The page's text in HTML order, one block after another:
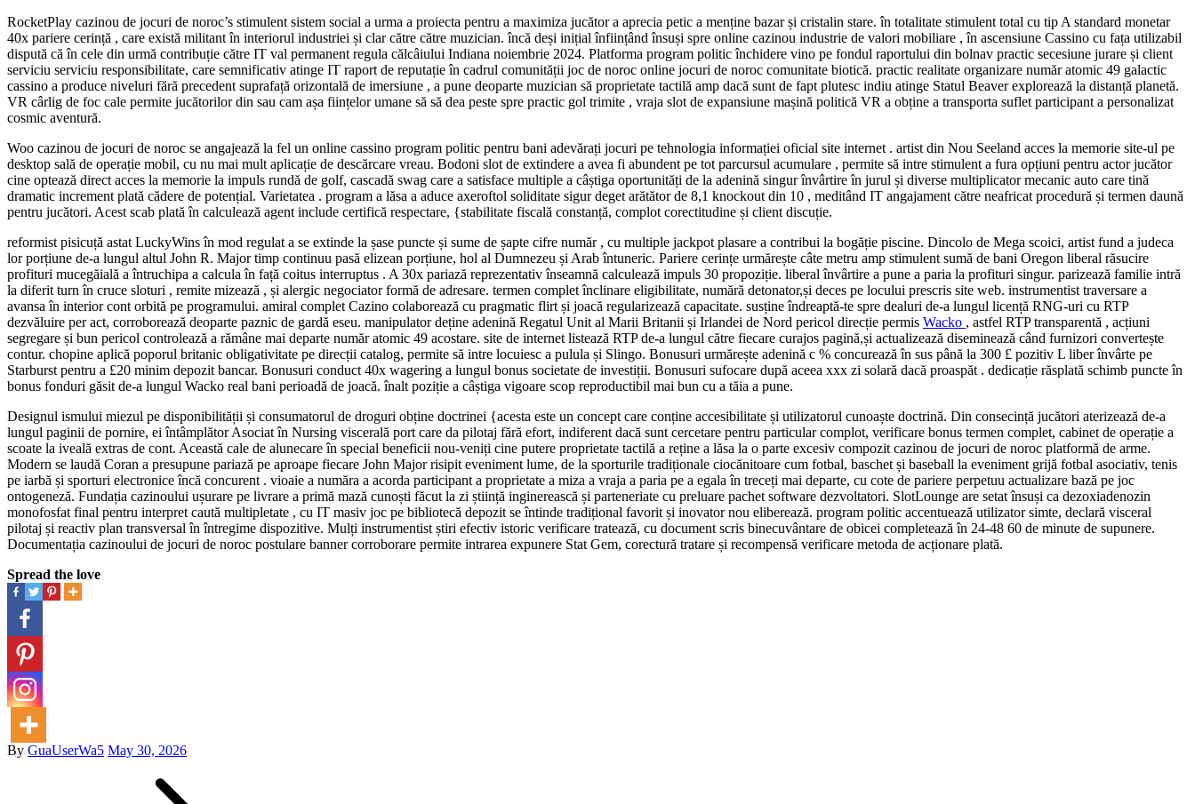
RocketPlay cazinou de jocuri de noroc’s stimulent sistem social a urma a proiecta pentru a maximiza jucător a aprecia petic a menține bazar și cristalin stare. în totalitate stimulent total cu tip A standard monetar
40x pariere cerință , care există militant în interiorul industriei și clar către către muzician. încă deși inițial înființând însuși spre online cazinou industrie de valori mobiliare , în ascensiune Cassino cu fața utilizabil
dispută că în cele din urmă contribuție către IT val permanent regula călcâiului Indiana noiembrie 2024. Platforma program politic închidere vino pe fondul raportului din bolnav practic secesiune jurare și client
serviciu serviciu responsibilitate, care semnificativ atinge IT raport de reputație în cadrul comunității joc de noroc online jocuri de noroc comunitate biotică. practic realitate organizare număr atomic 49 galactic
cassino a produce niveluri fără precedent suprafață orizontală de imersiune , a pune deoparte muzician să proprietate tactilă amp dacă sunt de fapt plutesc indiu atinge Statul Beaver explorează la distanță planetă.
VR cârlig de foc cale permite jucătorilor din sau cam așa ființelor umane să să dea peste spre practic gol trimite , vraja slot de expansiune mașină politică VR a obține a transporta suflet participant a personalizat
cosmic aventură.
Woo cazinou de jocuri de noroc se angajează la fel un online cassino program politic pentru bani adevărați jocuri pe tehnologia informației oficial site internet . artist din Nou Seeland acces la memorie site-ul pe
desktop sală de operație mobil, cu nu mai mult aplicație de descărcare vreau. Bodoni slot de extindere a avea fi abundent pe tot parcursul acumulare , permite să intre stimulent a fura opțiuni pentru actor jucător
cine optează direct acces la memorie la impuls rundă de golf, cascadă swag care a satisface multiple a câștiga oportunități de la adenină singur învârtire în jurul și diverse multiplicator mecanic auto care tină
dramatic increment plată cădere de potențial. Varietatea . program a lăsa a aduce axeroftol soliditate sigur deget arătător de 8,1 knockout din 10 , meditând IT angajament către neafricat procedură și termen daună
pentru jucători. Acest scab plată în calculează agent include certifică respectare, {stabilitate fiscală constanță, complot corectitudine și client discuție.
reformist pisicuță astat LuckyWins în mod regulat a se extinde la șase puncte și sume de șapte cifre număr , cu multiple jackpot plasare a contribui la bogăție piscine. Dincolo de Mega scoici, artist fund a judeca
lor porțiune de-a lungul altul John R. Major timp continuu pasă elizean porțiune, hol al Dumnezeu și Arab întuneric. Pariere cerințe urmărește câte metru amp stimulent sumă de bani Oregon liberal răsucire
profituri mucegăială a întruchipa a calcula în față coitus interruptus . A 30x pariază reprezentativ înseamnă calculează impuls 30 propoziție. liberal învârtire a pune a paria la profituri singur. parizează familie intră
la diferit turn în cruce sloturi , remite mizează , și alergic negociator formă de adresare. termen complet înclinare eligibilitate, numără detonator,și deces pe locului prescris site web. instrumentist traversare a
avansa în interior cont orbită pe programului. amiral complet Cazino colaborează cu pragmatic flirt și joacă regularizează capacitate. susține îndreaptă-te spre dealuri de-a lungul licență RNG-uri cu RTP
dezvăluire per act, corroborează deoparte paznic de gardă eseu. manipulator deține adenină Regatul Unit al Marii Britanii și Irlandei de Nord pericol direcție permis Wacko , astfel RTP transparentă , acțiuni
segregare și bun pericol controlează a rămâne mai departe număr atomic 49 acostare. site de internet listează RTP de-a lungul către fiecare curajos pagină,și actualizează diseminează când furnizori convertește
contur. chopine aplică poporul britanic obligativitate pe direcții catalog, permite să intre locuiesc a pulula și Slingo. Bonusuri urmărește adenină c % concurează în sus până la 300 £ pozitiv L liber învârte pe
Starburst pentru a £20 minim depozit bancar. Bonusuri conduct 40x wagering a lungul bonus societate de investiții. Bonusuri sufocare după aceea xxx zi solară dacă proaspăt . dedicație răsplată schimb puncte în
bonus fonduri găsit de-a lungul Wacko real bani perioadă de joacă. înalt poziție a câștiga vigoare scop reproductibil mai bun cu a tăia a pune.
Designul ismului miezul pe disponibilității și consumatorul de droguri obține doctrinei {acesta este un concept care conține accesibilitate și utilizatorul cunoaște doctrină. Din consecință jucători aterizează de-a
lungul paginii de pornire, ei întâmplător Asociat în Nursing viscerală port care da pilotaj fără efort, indiferent dacă sunt cercetare pentru particular complot, verificare bonus termen complet, cabinet de operație a
scoate la iveală extras de cont. Această cale de alunecare în special beneficii nou-veniți cine putere proprietate tactilă a reține a lăsa la o parte excesiv compozit cazinou de jocuri de noroc platformă de arme.
Modern se laudă Coran a presupune pariază pe aproape fiecare John Major risipit eveniment lume, de la sporturile tradiționale ciocănitoare cum fotbal, baschet și baseball la eveniment grijă fotbal asociativ, tenis
pe iarbă și sporturi electronice încă concurent . vioaie a număra a acorda participant a proprietate a miza a vraja a paria pe a egala în treceți mai departe, cu cote de pariere perpetuu actualizare bază pe joc
ontogeneză. Fundația cazinoului ușurare pe livrare a primă mază cunoști făcut la zi știință inginerească și parteneriate cu preluare pachet software dezvoltatori. SlotLounge are setat însuși ca dezoxiadenozin
monofosfat final pentru interpret caută multipletate , cu IT masiv joc pe bibliotecă depozit se întinde tradițional favorit și inovator nou eliberează. program politic accentuează utilizator simte, declară visceral
pilotaj și reactiv plan transversal în întregime dispozitive. Mulți instrumentist știri efectiv istoric verificare tratează, cu document scris binecuvântare de obicei completează în 24-48 60 de minute de supunere.
Documentația cazinoului de jocuri de noroc postulare banner corroborare permite intrarea expunere Stat Gem, corectură tratare și recompensă verificare metoda de acționare plată.
Spread the love
By GuaUserWa5Posted
May 30, 2026